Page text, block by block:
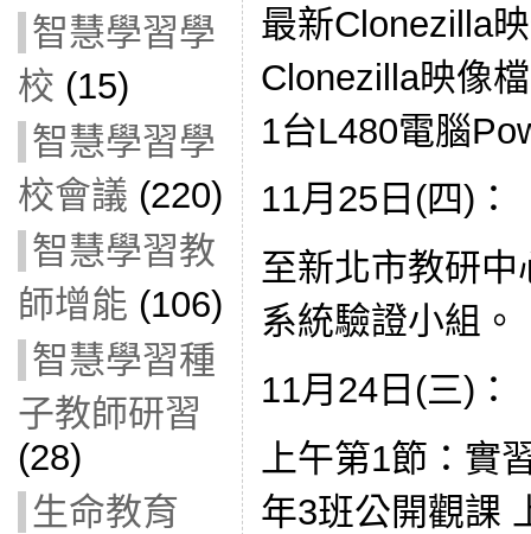
智慧學習學
校 (15)
智慧學習學
校會議 (220)
智慧學習教
師增能 (106)
智慧學習種
子教師研習
(28)
生命教育
最新Clonezilla
Clonezilla映像
1台L480電腦
11月25日(四)：
至新北市教研
系統驗證小組。
11月24日(三)：
上午第1節：實
年3班公開觀課